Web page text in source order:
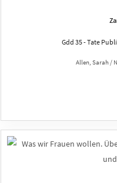
Gdd 35 - Tate
Allen, Sarah /